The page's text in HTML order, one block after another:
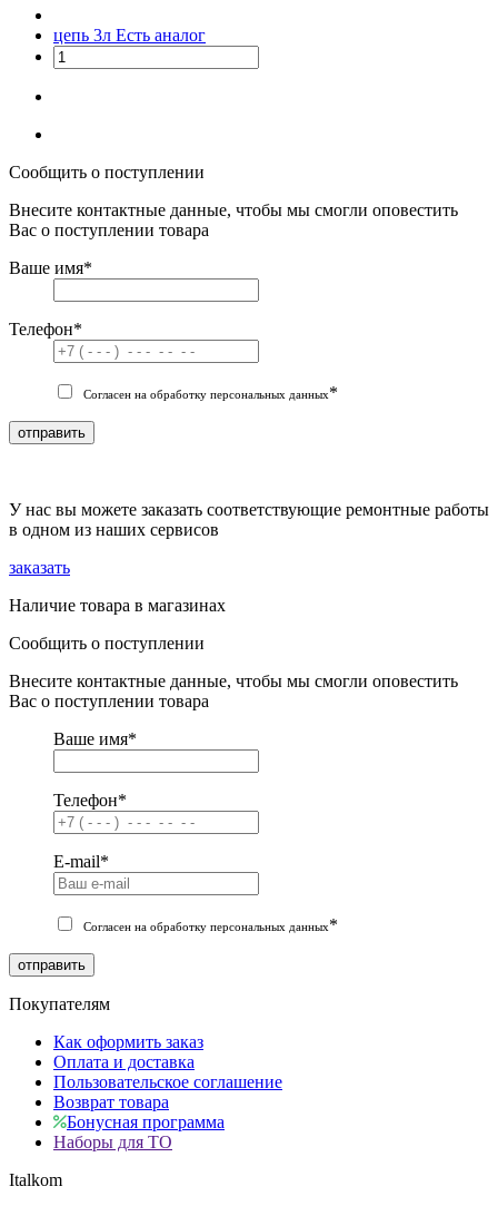
цепь 3л Есть аналог
Сообщить о поступлении
Внесите контактные данные, чтобы мы смогли оповестить
Вас о поступлении товара
Ваше имя*
Телефон*
Согласен на обработку персональных данных*
отправить
У нас вы можете заказать соответствующие ремонтные работы
в одном из наших сервисов
заказать
Наличие товара в магазинах
Сообщить о поступлении
Внесите контактные данные, чтобы мы смогли оповестить
Вас о поступлении товара
Ваше имя*
Телефон*
E-mail*
Согласен на обработку персональных данных*
отправить
Покупателям
Как оформить заказ
Оплата и доставка
Пользовательское соглашение
Возврат товара
Бонусная программа
Наборы для ТО
Italkom